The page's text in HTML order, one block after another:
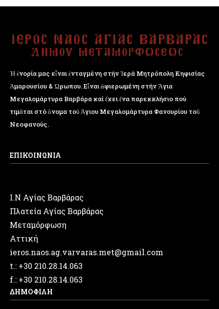
Ἡ ἐνορία μας εἶναι ἐνταγμένη στήν Ἱερά Μητρόπολη Κηφισίας
Ἁμαρουσίου & Ὠρωπου. Εἶναι ἀφιερωμένη στήν Ἅγια
Μεγαλομάρτυρα Βαρβάρα καί ἔχει ἕνα παρεκκλήσιο πού
τιμᾶται στό ὄνομα τοῦ Ἁγιου Μεγαλομάρτυρα Φανουρίου τοῦ
Νεοφανούς.
ΕΠΙΚΟΙΝΩΝΙΑ
Ι.Ν Αγίας Βαρβάρας
Πλατεία Αγίας Βαρβάρας
Μεταμόρφωση
Αττική
ieros.naos.ag.varvaras.met@gmail.com
t.: +30 210.28.14.063
f.: +30 210.28.14.063
ΔΗΜΟΦΙΛΗ